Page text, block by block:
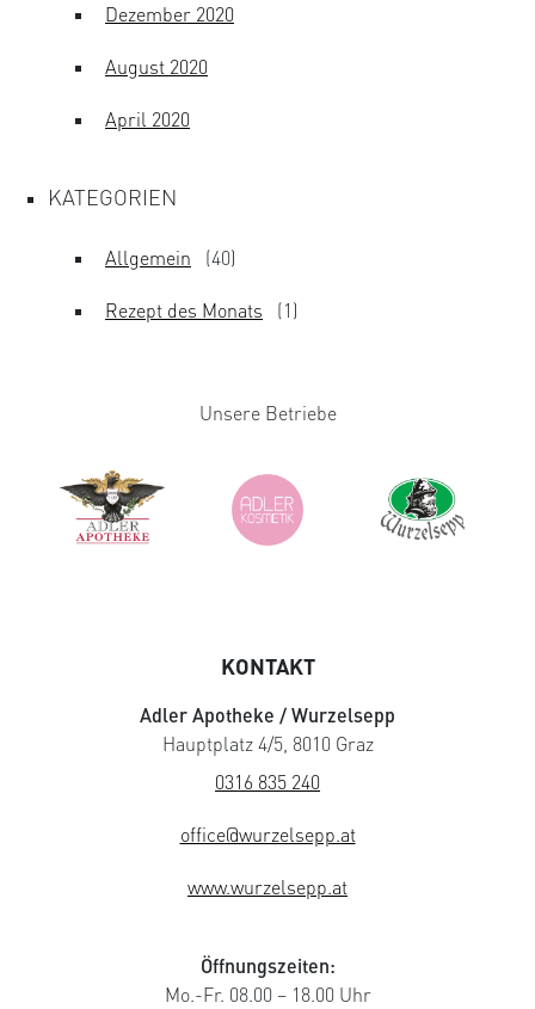
Dezember 2020
August 2020
April 2020
KATEGORIEN
Allgemein (40)
Rezept des Monats (1)
Unsere Betriebe
KONTAKT
Adler Apotheke / Wurzelsepp
Hauptplatz 4/5, 8010 Graz
0316 835 240
office@wurzelsepp.at
www.wurzelsepp.at
Öffnungszeiten:
Mo.-Fr. 08.00 – 18.00 Uhr